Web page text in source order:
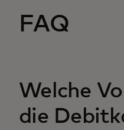
FAQ
Welche
die